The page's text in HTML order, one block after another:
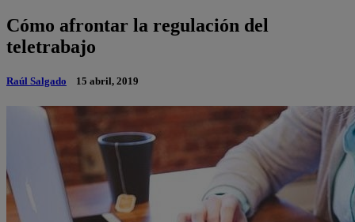
Cómo afrontar la regulación del
teletrabajo
Raúl Salgado 15 abril, 2019